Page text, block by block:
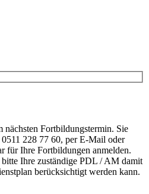
Fortbildungstermin. Sie
228 77 60, per E-Mail oder
für Ihre Fortbildungen anmelden.
Ihre zuständige PDL / AM damit
berücksichtigt werden kann.